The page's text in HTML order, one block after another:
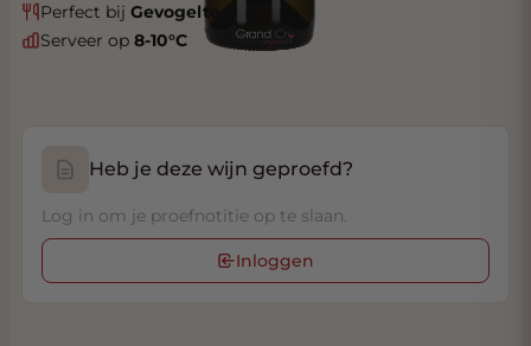
Perfect bij Gevogelte
Serveer op 8-10°C
Heb je deze wijn geproefd?
Log in om je proefnotitie op te slaan.
Inloggen